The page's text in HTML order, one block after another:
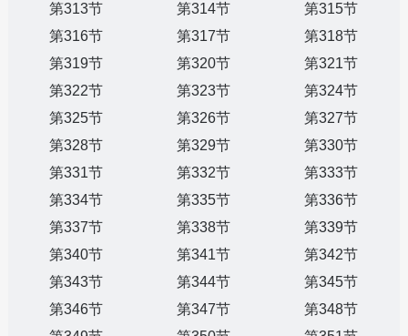
第313节
第314节
第315节
第316节
第317节
第318节
第319节
第320节
第321节
第322节
第323节
第324节
第325节
第326节
第327节
第328节
第329节
第330节
第331节
第332节
第333节
第334节
第335节
第336节
第337节
第338节
第339节
第340节
第341节
第342节
第343节
第344节
第345节
第346节
第347节
第348节